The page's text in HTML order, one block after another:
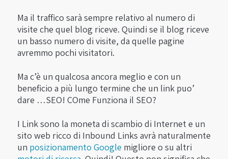
Ma il traffico sarà sempre relativo al numero di
visite che quel blog riceve. Quindi se il blog riceve
un basso numero di visite, da quelle pagine
avremmo pochi visitatori.
Ma c’è un qualcosa ancora meglio e con un
beneficio a più lungo termine che un link puo’
dare …SEO! COme Funziona il SEO?
I Link sono la moneta di scambio di Internet e un
sito web ricco di Inbound Links avrà naturalmente
un posizionamento Google migliore o su altri